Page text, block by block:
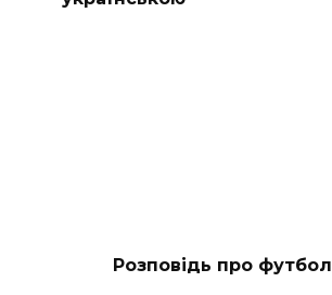
Розповідь про футбол